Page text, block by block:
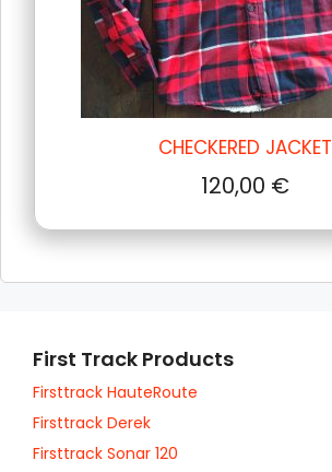
CHECKERED JACKET
120,00 €
First Track Products
Firsttrack HauteRoute
Firsttrack Derek
Firsttrack Sonar 120